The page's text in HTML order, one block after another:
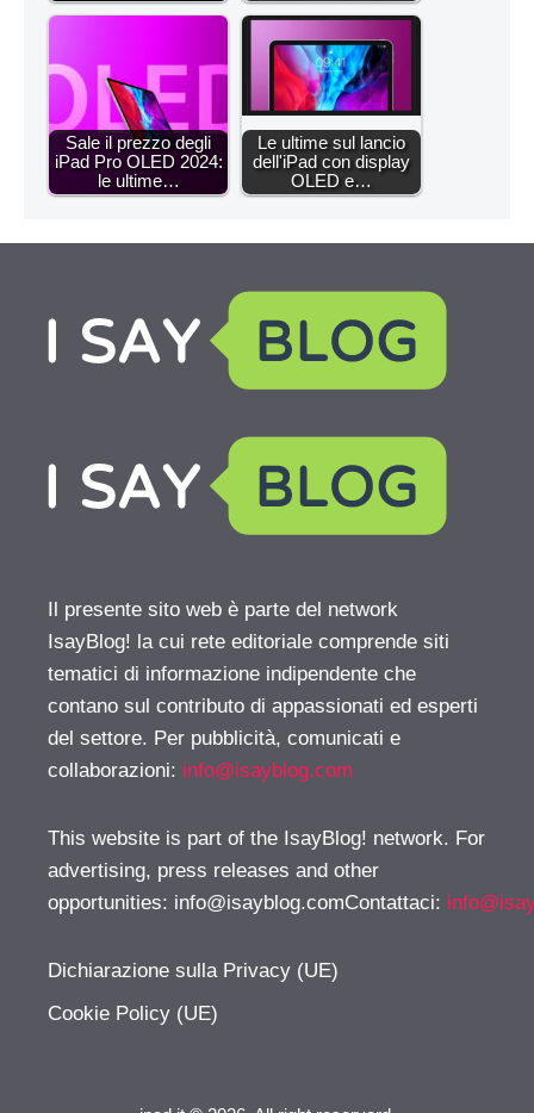
Sale il prezzo degli
iPad Pro OLED 2024:
le ultime…
Le ultime sul lancio
dell'iPad con display
OLED e…
Il presente sito web è parte del network
IsayBlog! la cui rete editoriale comprende siti
tematici di informazione indipendente che
contano sul contributo di appassionati ed esperti
del settore. Per pubblicità, comunicati e
collaborazioni: info@isayblog.com
This website is part of the IsayBlog! network. For
advertising, press releases and other
opportunities: info@isayblog.comContattaci:
Dichiarazione sulla Privacy (UE)
Cookie Policy (UE)